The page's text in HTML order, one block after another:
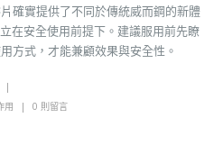
確實提供了不同於傳統威而鋼的新體
在安全使用前提下。建議服用前先瞭
方式，才能兼顧效果與安全性。
用 0 則留言